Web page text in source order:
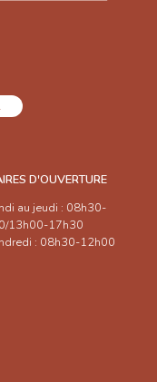
D'OUVERTURE
au jeudi : 08h30-
13h00-17h30
: 08h30-12h00